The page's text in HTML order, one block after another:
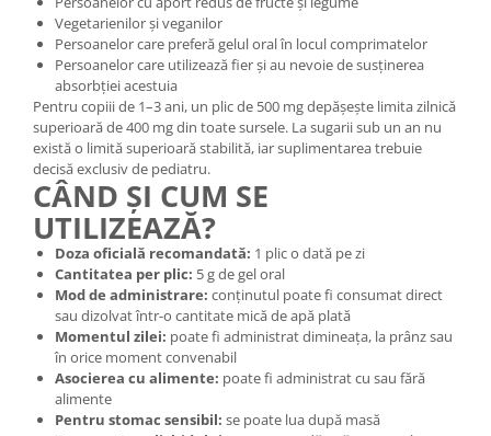
Vegetarienilor și veganilor
Persoanelor care preferă gelul oral în locul comprimatelor
Persoanelor care utilizează fier și au nevoie de susținerea
absorbției acestuia
Pentru copiii de 1–3 ani, un plic de 500 mg depășește limita zilnică
superioară de 400 mg din toate sursele. La sugarii sub un an nu
există o limită superioară stabilită, iar suplimentarea trebuie
decisă exclusiv de pediatru.
CÂND ȘI CUM SE
UTILIZEAZĂ?
Doza oficială recomandată: 1 plic o dată pe zi
Cantitatea per plic: 5 g de gel oral
Mod de administrare: conținutul poate fi consumat direct
sau dizolvat într-o cantitate mică de apă plată
Momentul zilei: poate fi administrat dimineața, la prânz sau
în orice moment convenabil
Asocierea cu alimente: poate fi administrat cu sau fără
alimente
Pentru stomac sensibil: se poate lua după masă